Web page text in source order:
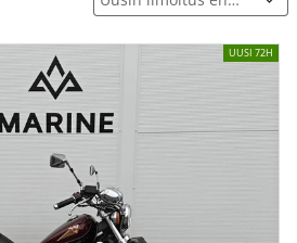
UUSI 72H